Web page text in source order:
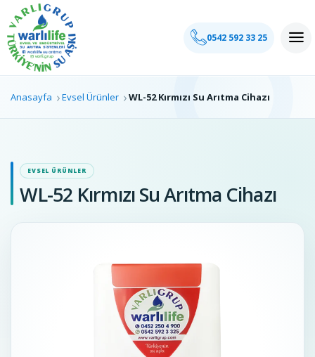
0542 592 33 25
0542 592 33 25
Anasayfa Evsel Ürünler WL-52 Kırmızı Su Arıtma Cihazı
EVSEL ÜRÜNLER
WL-52 Kırmızı Su Arıtma Cihazı